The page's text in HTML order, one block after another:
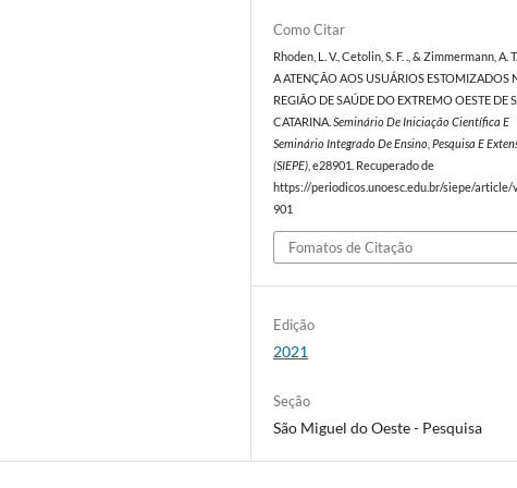
Como Citar
Rhoden, L. V., Cetolin, S. F. ., & Zimmermann, A.
A ATENÇÃO AOS USUÁRIOS ESTOMIZADOS
REGIÃO DE SAÚDE DO EXTREMO OESTE DE
CATARINA.Seminário De Iniciação Científica E
Seminário Integrado De Ensino, Pesquisa E
(SIEPE) , e28901. Recuperado de
https://periodicos.unoesc.edu.br/siepe/
901
Fomatos de Citação
Edição
2021
Seção
São Miguel do Oeste - Pesquisa